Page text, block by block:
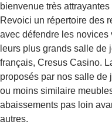
bienvenue très
Revoici un répertoire des
avec défendre les novices
leurs plus grands salle
français, Cresus Casino.
proposés par nos salle de
ou moins similaire
abaissements pas loin
autres.